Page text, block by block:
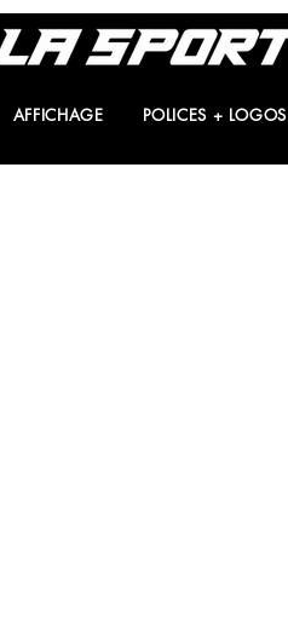
AFFICHAGE POLICES + LOGOS